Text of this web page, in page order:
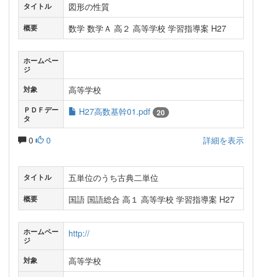
タイトル 図形の性質
概要 数学 数学Ａ 高２ 高等学校 学習指導案 H27
ホームペー
ジ
対象
高等学校
ＰＤＦデー
タ
H27高数基幹01.pdf 20
0 0 詳細を表示
タイトル 五単位のうち古典二単位
概要 国語 国語総合 高１ 高等学校 学習指導案 H27
ホームペー
ジ
http://
対象 高等学校